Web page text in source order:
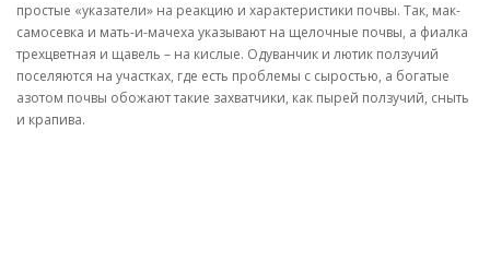
простые «указатели» на реакцию и характеристики почвы. Так, мак-
самосевка и мать-и-мачеха указывают на щелочные почвы, а фиалка
трехцветная и щавель – на кислые. Одуванчик и лютик ползучий
поселяются на участках, где есть проблемы с сыростью, а богатые
азотом почвы обожают такие захватчики, как пырей ползучий, сныть
и крапива.